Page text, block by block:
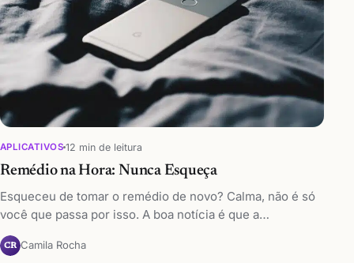
APLICATIVOS 12 min de leitura
Remédio na Hora: Nunca Esqueça
Esqueceu de tomar o remédio de novo? Calma, não é só
você que passa por isso. A boa notícia é que a…
CR Camila Rocha